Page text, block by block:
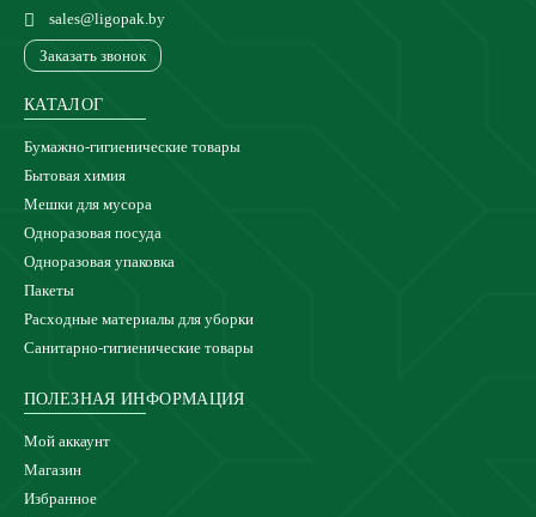
sales@ligopak.by
Заказать звонок
КАТАЛОГ
Бумажно-гигиенические товары
Бытовая химия
Мешки для мусора
Одноразовая посуда
Одноразовая упаковка
Пакеты
Расходные материалы для уборки
Санитарно-гигиенические товары
ПОЛЕЗНАЯ ИНФОРМАЦИЯ
Мой аккаунт
Магазин
Избранное